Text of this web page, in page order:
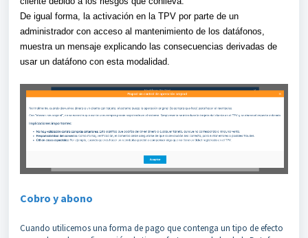
De igual forma, la activación en la TPV por parte de un
administrador con acceso al mantenimiento de los datáfonos,
muestra un mensaje explicando las consecuencias derivadas de
usar un datáfono con esta modalidad.
Cobro y abono
Cuando utilicemos una forma de pago que contenga un tipo de efecto